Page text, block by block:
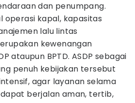
dan penumpang.
operasi kapal, kapasitas
lalu lintas
kewenangan
ataupun BPTD. ASDP sebagai
penuh kebijakan tersebut
agar layanan selama
berjalan aman, tertib,